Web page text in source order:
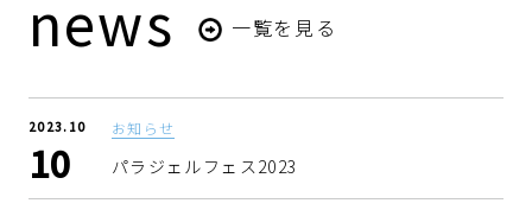
news 一覧を見る
2023.10
10
お知らせ
パラジェルフェス2023